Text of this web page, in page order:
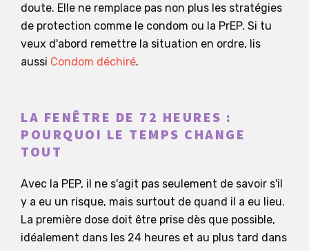
doute. Elle ne remplace pas non plus les stratégies
de protection comme le condom ou la PrEP. Si tu
veux d'abord remettre la situation en ordre, lis
aussi Condom déchiré.
LA FENÊTRE DE 72 HEURES :
POURQUOI LE TEMPS CHANGE
TOUT
Avec la PEP, il ne s'agit pas seulement de savoir s'il
y a eu un risque, mais surtout de quand il a eu lieu.
La première dose doit être prise dès que possible,
idéalement dans les 24 heures et au plus tard dans